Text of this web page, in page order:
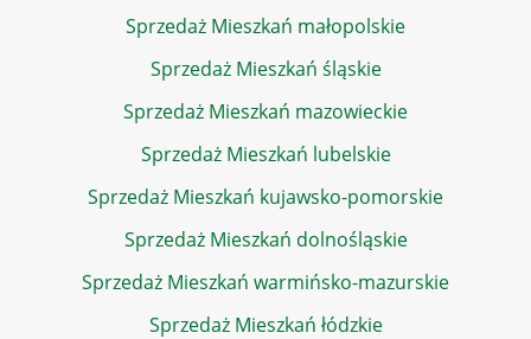
Sprzedaż Mieszkań małopolskie
Sprzedaż Mieszkań śląskie
Sprzedaż Mieszkań mazowieckie
Sprzedaż Mieszkań lubelskie
Sprzedaż Mieszkań kujawsko-pomorskie
Sprzedaż Mieszkań dolnośląskie
Sprzedaż Mieszkań warmińsko-mazurskie
Sprzedaż Mieszkań łódzkie